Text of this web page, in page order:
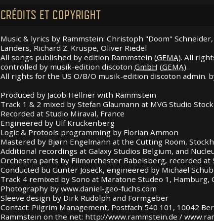
CRÉDITS ET COPYRIGHT
Music & lyrics by Rammstein: Christoph "Doom"
Landers, Richard Z. Kruspe, Oliver Riedel
All songs published by edition Rammstein (GEMA). All
controlled by musik-edition discoton GmbH (GEMA).
All rights for the US O/B/O musik-edition discoton admin.
Produced by Jacob Hellner with Rammstein
Track 1 & 2 mixed by Stefan Glaumann at MVG Studio
Recorded at Studio Miraval, France
Engineered by Ulf Kruckenberg
Logic & Protools programming by Florian Ammon
Mastered by Bjørn Engelmann at the Cutting Room,
Additional recordings at Galaxy Studios Belgium, and
Orchestra parts by Filmorchester Babelsberg, recorded at
Conducted bu Günter Joseck, engineered by Michael
Track 4 remixed by Sono at Maratone Studeo 1, Hamburg,
Photography by www.daniel-geo-fuchs.com
Sleeve design by Dirk Rudolph and Formgeber
Contact: Pilgrim Management, Postfach 540 101, 10042
Rammstein on the net: http://www.rammstein.de /